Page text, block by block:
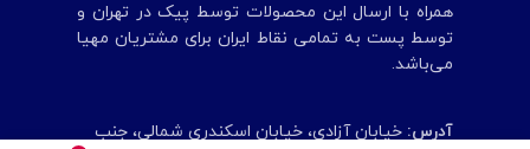
همراه با ارسال این محصولات توسط پیک در تهران و
توسط پست به تمامی‌ نقاط ایران برای مشتریان مهیا
می‌باشد.
آدرس: خیابان آزادی، خیابان اسکندری شمالی، جنب